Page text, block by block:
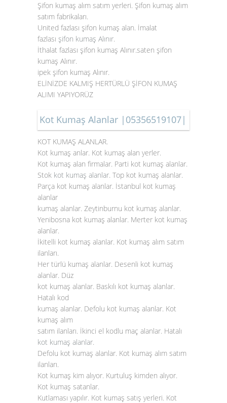
Şifon kumaş alım satım yerleri. Şifon kumaş alım
satım fabrikaları.
United fazlası şifon kumaş alan. İmalat
fazlası şifon kumaş Alınır.
İthalat fazlası şifon kumaş Alınır.saten şifon
kumaş Alınır.
ipek şifon kumaş Alınır.
ELİNİZDE KALMIŞ HERTÜRLÜ ŞİFON KUMAŞ
ALIMI YAPIYORÜZ
Kot Kumaş Alanlar |05356519107|
KOT KUMAŞ ALANLAR.
Kot kumaş anlar. Kot kumaş alan yerler.
Kot kumaş alan firmalar. Parti kot kumaş alanlar.
Stok kot kumaş alanlar. Top kot kumaş alanlar.
Parça kot kumaş alanlar. İstanbul kot kumaş
alanlar
kumaş alanlar. Zeytinburnu kot kumaş alanlar.
Yenibosna kot kumaş alanlar. Merter kot kumaş
alanlar.
İkitelli kot kumaş alanlar. Kot kumaş alım satım
ilanları.
Her türlü kumaş alanlar. Desenli kot kumaş
alanlar. Düz
kot kumaş alanlar. Baskılı kot kumaş alanlar.
Hatalı kod
kumaş alanlar. Defolu kot kumaş alanlar. Kot
kumaş alım
satım ilanları. İkinci el kodlu maç alanlar. Hatalı
kot kumaş alanlar.
Defolu kot kumaş alanlar. Kot kumaş alım satım
ilanları.
Kot kumaş kim alıyor. Kurtuluş kimden alıyor.
Kot kumaş satanlar.
Kutlaması yapılır. Kot kumaş satış yerleri. Kot